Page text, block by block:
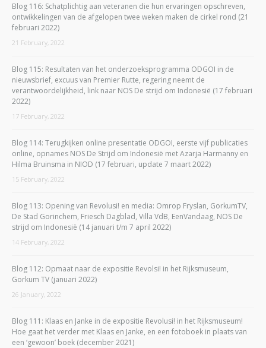
Blog 116: Schatplichtig aan veteranen die hun ervaringen opschreven,
ontwikkelingen van de afgelopen twee weken maken de cirkel rond (21
februari 2022)
21 February, 2022
Blog 115: Resultaten van het onderzoeksprogramma ODGOI in de
nieuwsbrief, excuus van Premier Rutte, regering neemt de
verantwoordelijkheid, link naar NOS De strijd om Indonesië (17 februari
2022)
17 February, 2022
Blog 114: Terugkijken online presentatie ODGOI, eerste vijf publicaties
online, opnames NOS De Strijd om Indonesië met Azarja Harmanny en
Hilma Bruinsma in NIOD (17 februari, update 7 maart 2022)
15 February, 2022
Blog 113: Opening van Revolusi! en media: Omrop Fryslan, GorkumTV,
De Stad Gorinchem, Friesch Dagblad, Villa VdB, EenVandaag, NOS De
strijd om Indonesië (14 januari t/m 7 april 2022)
14 February, 2022
Blog 112: Opmaat naar de expositie Revolsi! in het Rijksmuseum,
Gorkum TV (januari 2022)
26 January, 2022
Blog 111: Klaas en Janke in de expositie Revolusi! in het Rijksmuseum!
Hoe gaat het verder met Klaas en Janke, en een fotoboek in plaats van
een ‘gewoon’ boek (december 2021)